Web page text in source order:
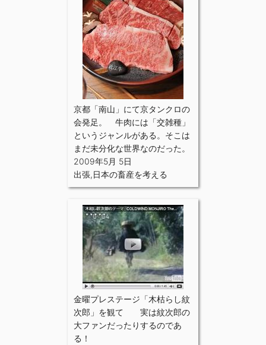
京都「南山」にて京タンクロの
会発足。 牛肉には「交雑種」
というジャンルがある。そこは
まだ未分化な世界なのだった。
2009年5月 5日
出張,日本の畜産を考える
金曜プレステージ「木枯らし紋
次郎」を観て 実は紋次郎の
大ファンだったりするのであ
る！